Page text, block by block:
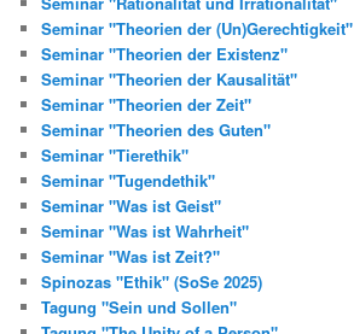
Seminar "Theorien der (Un)Gerechtigkeit"
Seminar "Theorien der Existenz"
Seminar "Theorien der Kausalität"
Seminar "Theorien der Zeit"
Seminar "Theorien des Guten"
Seminar "Tierethik"
Seminar "Tugendethik"
Seminar "Was ist Geist"
Seminar "Was ist Wahrheit"
Seminar "Was ist Zeit?"
Spinozas "Ethik" (SoSe 2025)
Tagung "Sein und Sollen"